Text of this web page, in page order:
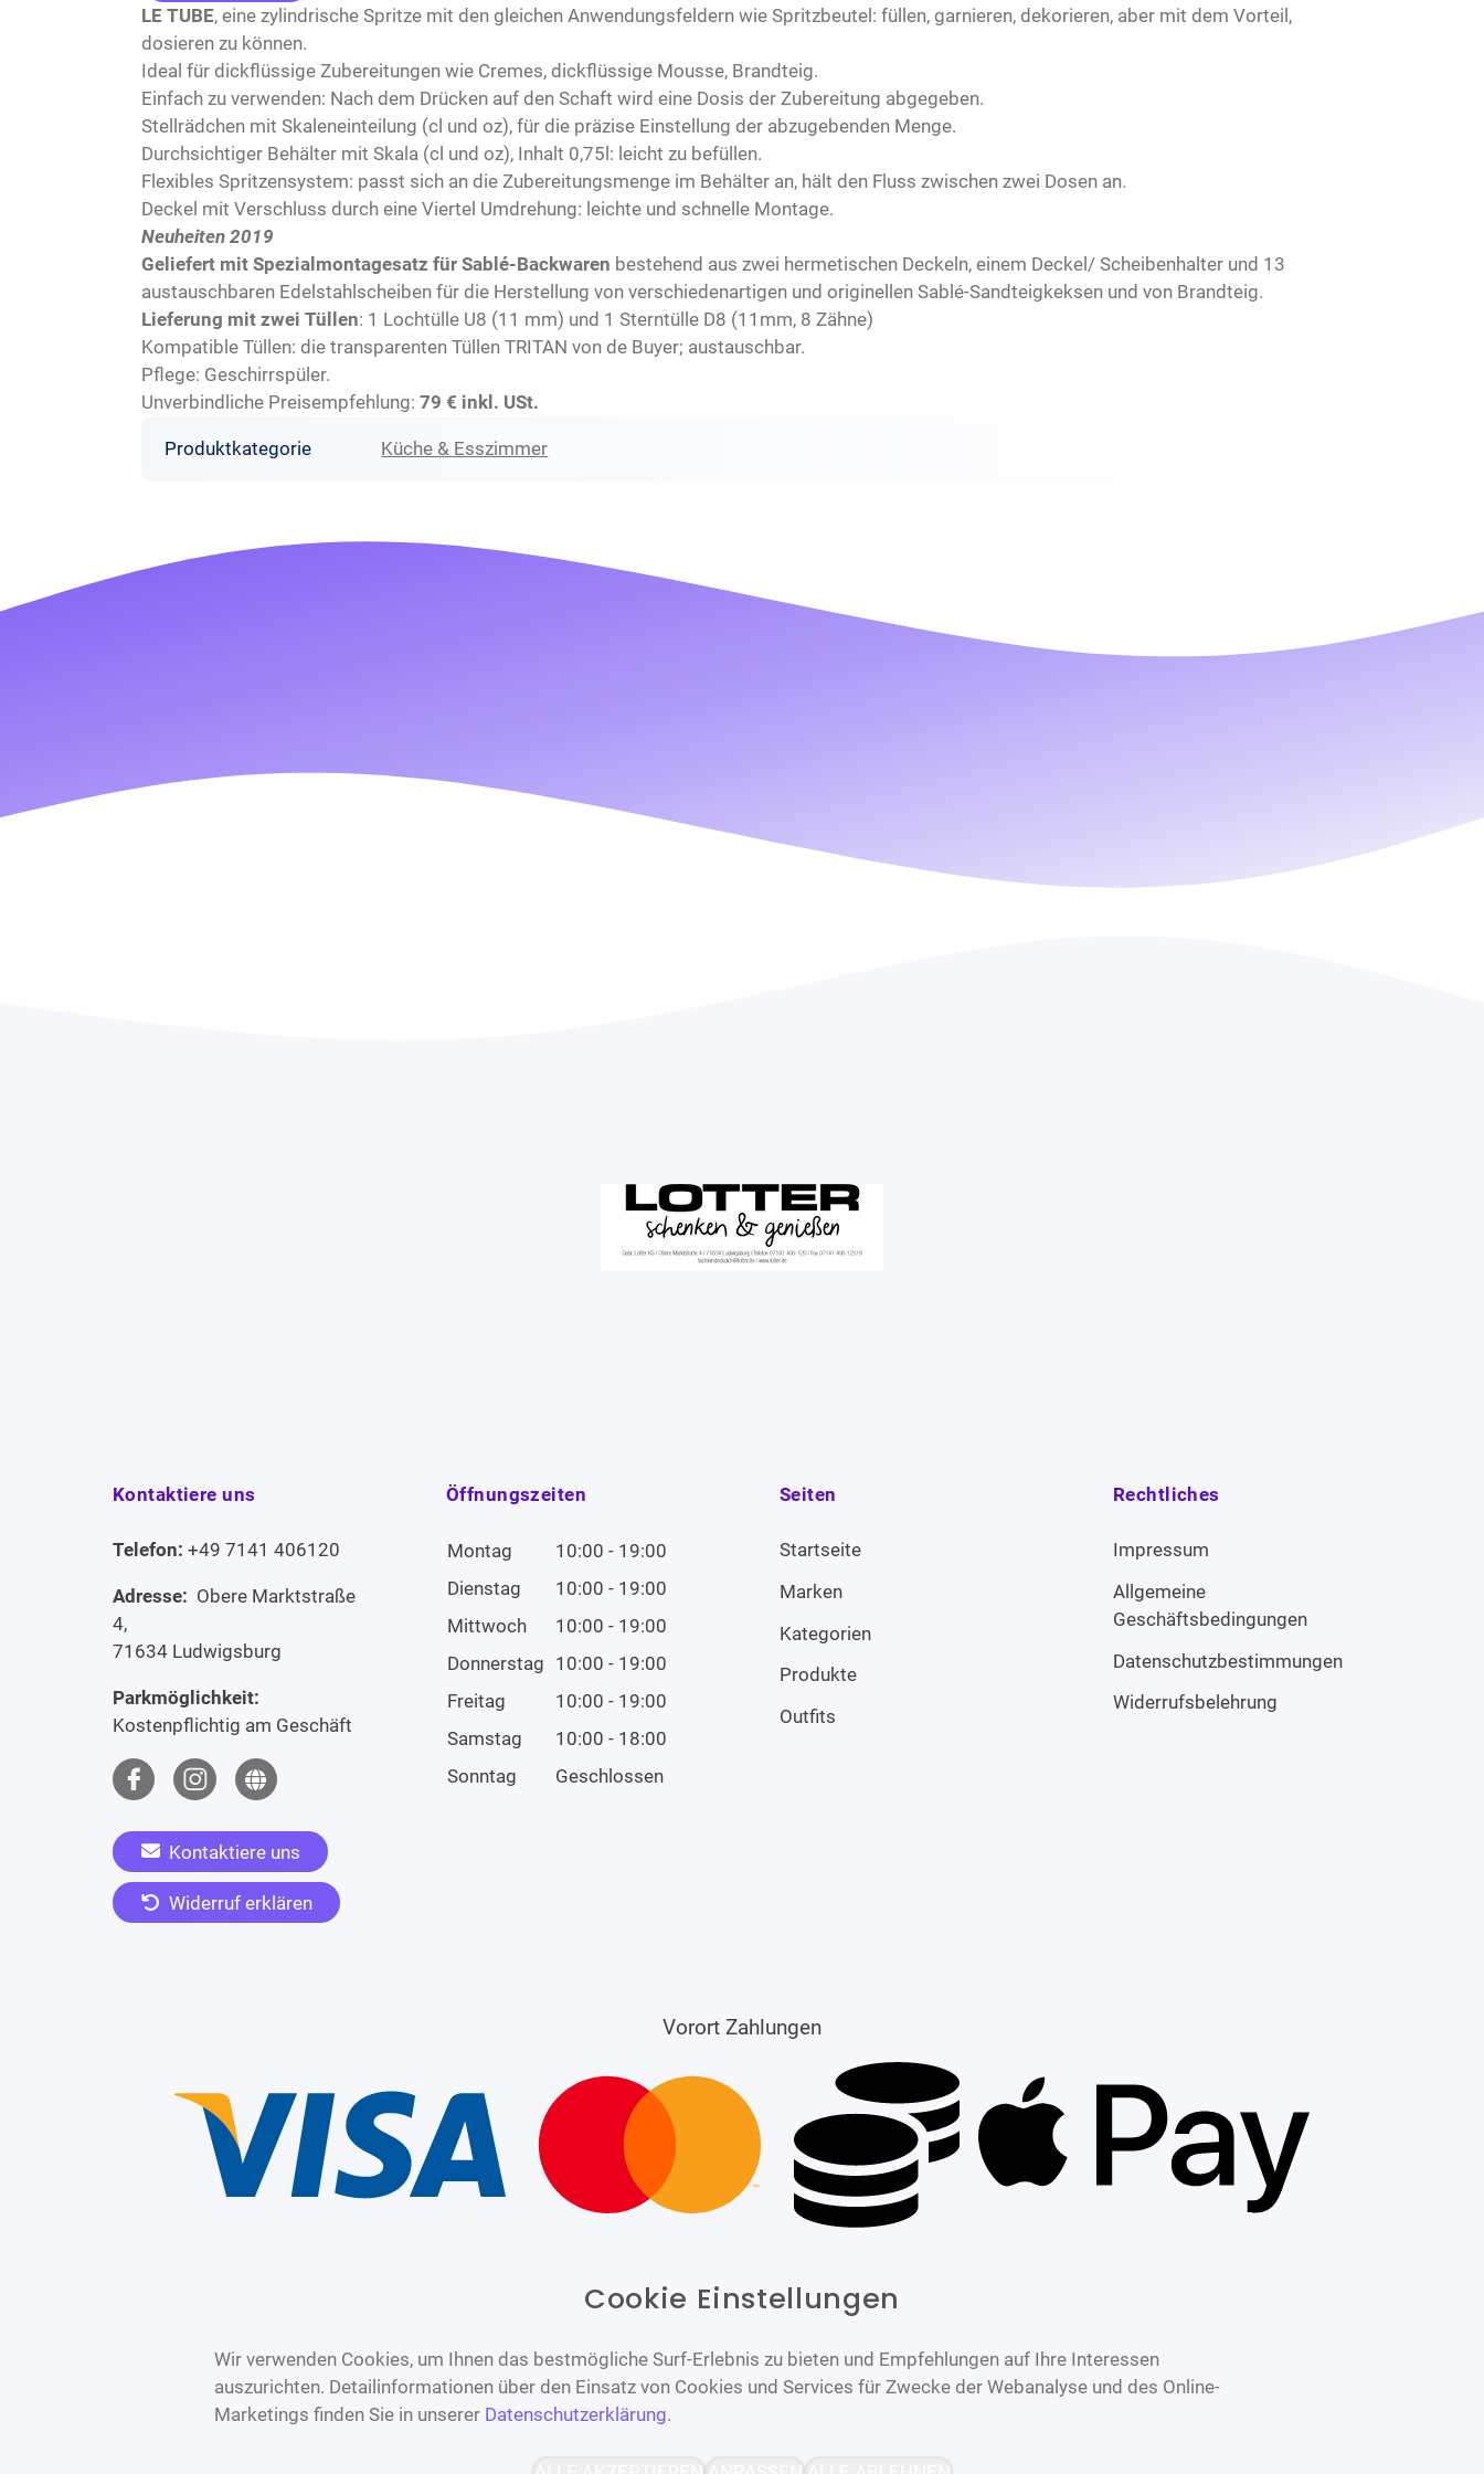
LE TUBE, eine zylindrische Spritze mit den gleichen Anwendungsfeldern wie Spritzbeutel: füllen, garnieren, dekorieren, aber mit dem Vorteil,
dosieren zu können.
Ideal für dickflüssige Zubereitungen wie Cremes, dickflüssige Mousse, Brandteig.
Einfach zu verwenden: Nach dem Drücken auf den Schaft wird eine Dosis der Zubereitung abgegeben.
Stellrädchen mit Skaleneinteilung (cl und oz), für die präzise Einstellung der abzugebenden Menge.
Durchsichtiger Behälter mit Skala (cl und oz), Inhalt 0,75l: leicht zu befüllen.
Flexibles Spritzensystem: passt sich an die Zubereitungsmenge im Behälter an, hält den Fluss zwischen zwei Dosen an.
Deckel mit Verschluss durch eine Viertel Umdrehung: leichte und schnelle Montage.
Neuheiten 2019
Geliefert mit Spezialmontagesatz für Sablé-Backwaren bestehend aus zwei hermetischen Deckeln, einem Deckel/ Scheibenhalter und 13
austauschbaren Edelstahlscheiben für die Herstellung von verschiedenartigen und originellen Sablé-Sandteigkeksen und von Brandteig.
Lieferung mit zwei Tüllen: 1 Lochtülle U8 (11 mm) und 1 Sterntülle D8 (11mm, 8 Zähne)
Kompatible Tüllen: die transparenten Tüllen TRITAN von de Buyer; austauschbar.
Pflege: Geschirrspüler.
Unverbindliche Preisempfehlung: 79 € inkl. USt.
Produktkategorie Küche & Esszimmer
Kontaktiere uns
Telefon: +49 7141 406120
Adresse: Obere Marktstraße
4,
71634 Ludwigsburg
Parkmöglichkeit:
Kostenpflichtig am Geschäft
Kontaktiere uns
Widerruf erklären
Öffnungszeiten
Montag
10:00 - 19:00
Dienstag
10:00 - 19:00
Mittwoch
10:00 - 19:00
Donnerstag 10:00 - 19:00
Freitag
10:00 - 19:00
Samstag
10:00 - 18:00
Sonntag
Geschlossen
Seiten
Startseite
Marken
Kategorien
Produkte
Outfits
Rechtliches
Impressum
Allgemeine
Geschäftsbedingungen
Datenschutzbestimmungen
Widerrufsbelehrung
Vorort Zahlungen
Bereitgestellt von
Cookie Einstellungen
Wir verwenden Cookies, um Ihnen das bestmögliche Surf-Erlebnis zu bieten und Empfehlungen auf Ihre Interessen
auszurichten. Detailinformationen über den Einsatz von Cookies und Services für Zwecke der Webanalyse und des Online-
Marketings finden Sie in unserer Datenschutzerklärung.